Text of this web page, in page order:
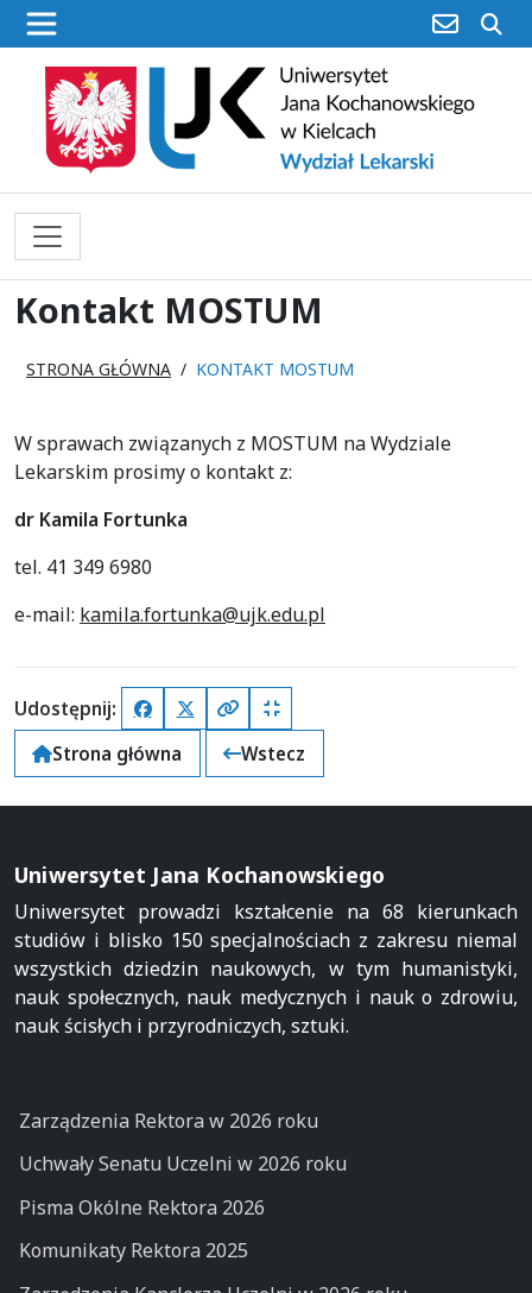
poczta
Kontakt MOSTUM
STRONA GŁÓWNA KONTAKT MOSTUM
W sprawach związanych z MOSTUM na Wydziale
Lekarskim prosimy o kontakt z:
dr Kamila Fortunka
tel. 41 349 6980
e-mail: kamila.fortunka@ujk.edu.pl
Udostępnij: FacebookX (Twitter)
Kopiuj pełny link
Kopiuj krótki link
Strona główna
Wstecz
Uniwersytet Jana Kochanowskiego
Uniwersytet prowadzi kształcenie na 68 kierunkach
studiów i blisko 150 specjalnościach z zakresu niemal
wszystkich dziedzin naukowych, w tym humanistyki,
nauk społecznych, nauk medycznych i nauk o zdrowiu,
nauk ścisłych i przyrodniczych, sztuki.
Zarządzenia Rektora w 2026 roku
Uchwały Senatu Uczelni w 2026 roku
Pisma Okólne Rektora 2026
Komunikaty Rektora 2025